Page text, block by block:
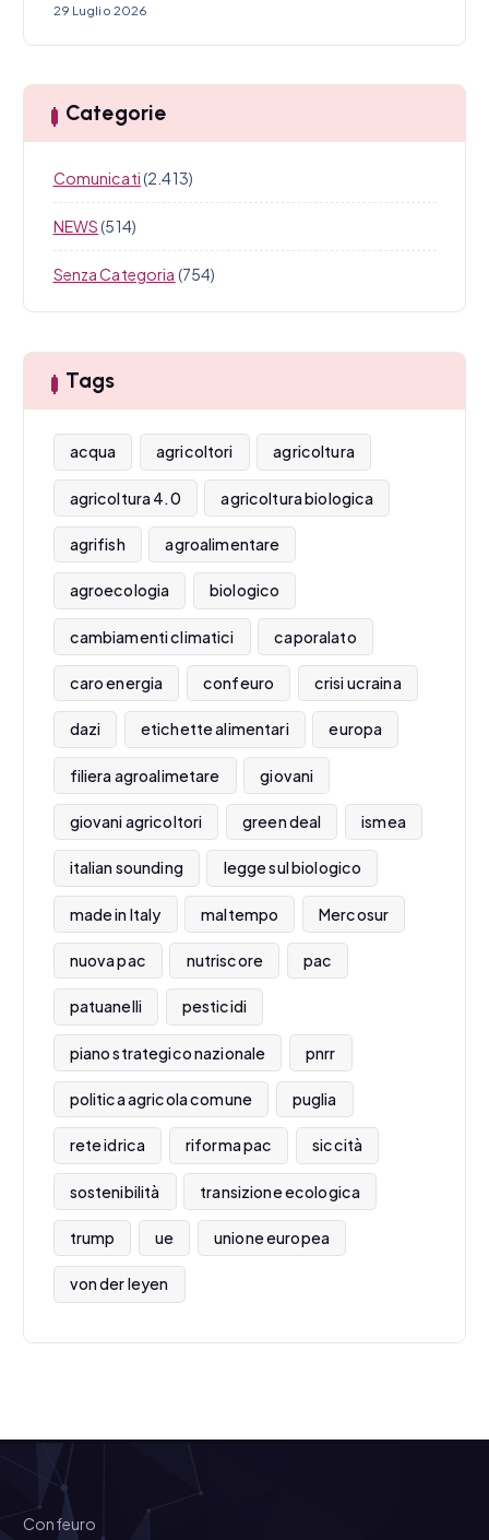
29 Luglio 2026
Categorie
Comunicati(2.413)
NEWS(514)
Senza Categoria (754)
Tags
acqua agricoltori agricoltura
agricoltura 4.0 agricoltura biologica
agrifish agroalimentare
agroecologia biologico
cambiamenti climatici caporalato
caro energia confeuro crisi ucraina
dazi etichette alimentari europa
filiera agroalimetare giovani
giovani agricoltori green deal ismea
italian sounding legge sul biologico
made in Italy maltempo Mercosur
nuova pac nutriscore pac
patuanelli pesticidi
piano strategico nazionale pnrr
politica agricola comune puglia
rete idrica riforma pac siccità
sostenibilità transizione ecologica
trump ue unione europea
von der leyen
Confeuro